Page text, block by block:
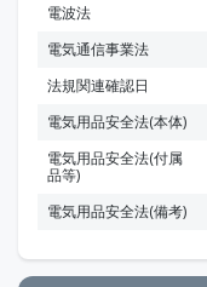
電波法
電気通信事業法
法規関連確認日
電気用品安全法(本体)
電気用品安全法(付属
品等)
電気用品安全法(備考)